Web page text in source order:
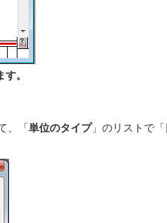
。
、「単位のタイプ」のリストで「